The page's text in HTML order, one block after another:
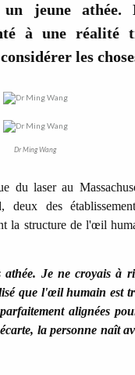
jeune athée.
à une réalité
les
Dr Ming Wang
du laser au
des
la structure de l'œil
Je ne croyais à
que l'œil humain est
alignées
la personne naît